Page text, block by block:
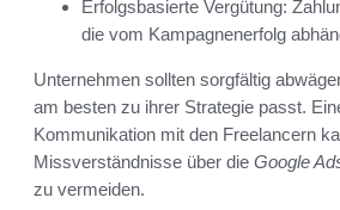
Erfolgsbasierte Vergütung:
die vom Kampagnenerfolg
Unternehmen sollten sorgfältig
am besten zu ihrer Strategie passt.
Kommunikation mit den Freelancern
Missverständnisse über die Google
zu vermeiden.